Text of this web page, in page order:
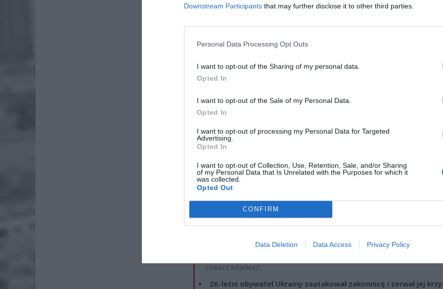
Downstream Participants that may further disclose it to other third parties.
Personal Data Processing Opt Outs
I want to opt-out of the Sharing of my personal data.
Opted In
I want to opt-out of the Sale of my Personal Data.
Opted In
I want to opt-out of processing my Personal Data for Targeted
Advertising.
Opted In
I want to opt-out of Collection, Use, Retention, Sale, and/or Sharing
of my Personal Data that Is Unrelated with the Purposes for which it
was collected.
Opted Out
CONFIRM
Data Deletion Data Access Privacy Policy
ad
ZOBACZ RÓWNIEŻ:
26-letni obywatel Ukrainy zaatakował zakonnicę i zerwał jej